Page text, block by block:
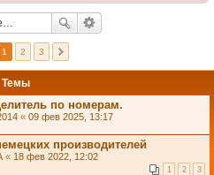
1 2 3
Темы
по номерам.
« 09 фев 2025, 13:17
производителей
« 18 фев 2022, 12:02
1 2 3